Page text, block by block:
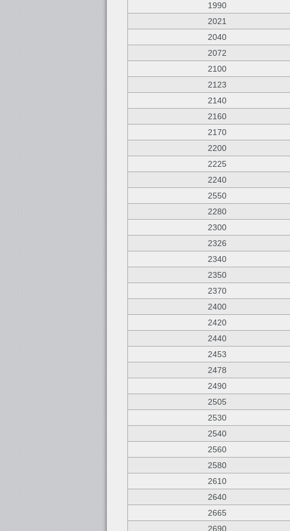
1990
2021
2040
2072
2100
2123
2140
2160
2170
2200
2225
2240
2550
2280
2300
2326
2340
2350
2370
2400
2420
2440
2453
2478
2490
2505
2530
2540
2560
2580
2610
2640
2665
2690